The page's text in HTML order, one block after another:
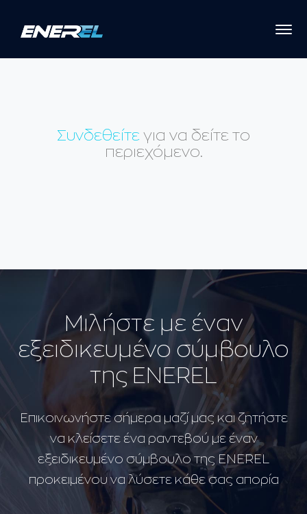
Συνδεθείτε για να δείτε το
περιεχόμενο.
Μιλήστε με έναν
εξειδικευμένο σύμβουλο
της ENEREL
Επικοινωνήστε σήμερα μαζί μας και ζητήστε
να κλείσετε ένα ραντεβού με έναν
εξειδικευμένο σύμβουλο της ENEREL
προκειμένου να λύσετε κάθε σας απορία